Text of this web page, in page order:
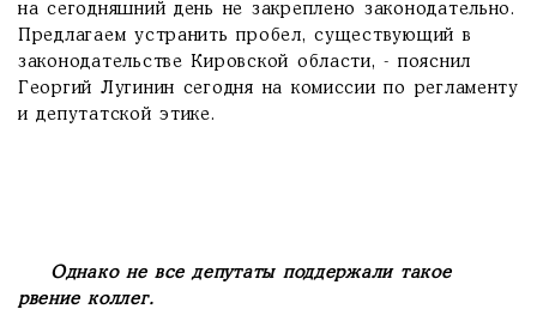
на сегодняшний день не закреплено законодательно.
Предлагаем устранить пробел, существующий в
законодательстве Кировской области, - пояснил
Георгий Лугинин сегодня на комиссии по регламенту
и депутатской этике.
Однако не все депутаты поддержали такое
рвение коллег.